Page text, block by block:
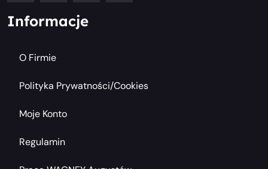
Informacje
O Firmie
Polityka Prywatności/cookies
Moje Konto
Regulamin